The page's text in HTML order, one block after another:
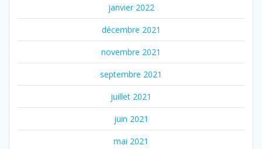
janvier 2022
décembre 2021
novembre 2021
septembre 2021
juillet 2021
juin 2021
mai 2021